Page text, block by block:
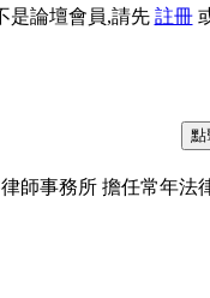
是論壇會員,請先 註冊
師事務所 擔任常年法